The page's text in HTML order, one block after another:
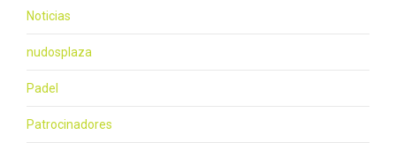
Noticias
nudosplaza
Padel
Patrocinadores